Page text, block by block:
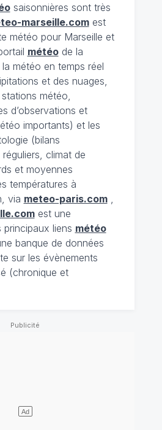
saisonnières sont très
marseille.comest
météo pour Marseille et
météode la
météo en temps réel
et des nuages,
météo,
d’observations et
importants) et les
(bilans
climat de
et moyennes
températures à
via meteo-paris.com,
est une
liens météo
banque de données
sur les évènements
(chronique et